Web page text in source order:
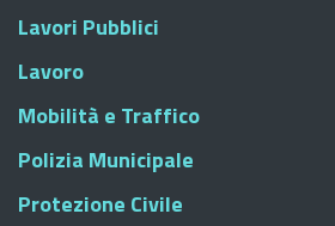
Lavori Pubblici
Lavoro
Mobilità e Traffico
Polizia Municipale
Protezione Civile